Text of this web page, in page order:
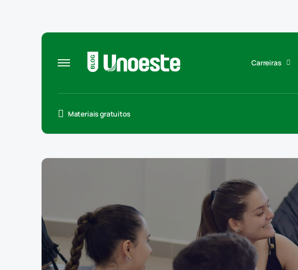
Carreiras
Materiais gratuitos